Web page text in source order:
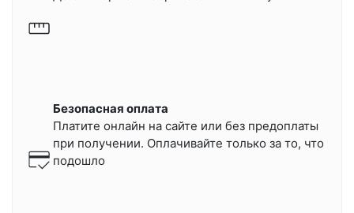
Безопасная оплата
Платите онлайн на сайте или без предоплаты
при получении. Оплачивайте только за то, что
подошло